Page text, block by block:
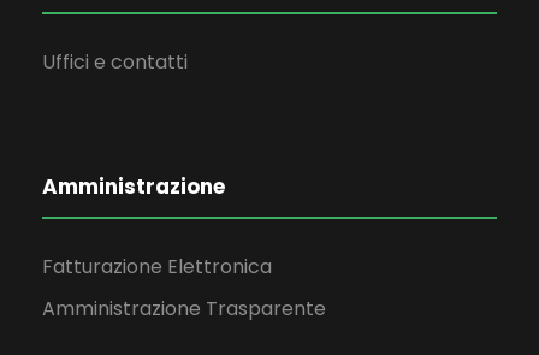
Uffici e contatti
Amministrazione
Fatturazione Elettronica
Amministrazione Trasparente